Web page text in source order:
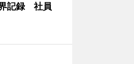
記録 社員